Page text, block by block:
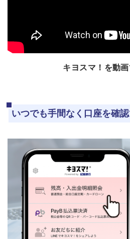
キヨスマ！を動
いつでも手間なく口座を確